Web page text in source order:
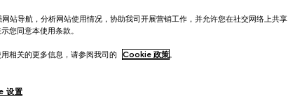
站导航，分析网站使用情况，协助我司开展营销工作，并允许您在社交网络上共享
您同意本使用条款。
相关的更多信息，请参阅我司的 Cookie 政策。
设置